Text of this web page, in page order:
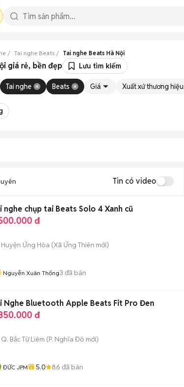
Tai nghe Beats Tai nghe Beats Hà Nội
giá rẻ, bền đẹp Lưu tìm kiếm
Tai nghe Beats Giá Xuất xứ thương hiệu
Tin có video
nghe chụp tai Beats Solo 4 Xanh cũ
đ
Huyện Ứng Hòa (Xã Ứng Thiên mới)
Nguyễn Xuân Thống3 đã bán
Nghe Bluetooth Apple Beats Fit Pro Đen
đ
Q. Bắc Từ Liêm (P. Nghĩa Đô mới)
ĐỨC JPM 5.0 86 đã bán